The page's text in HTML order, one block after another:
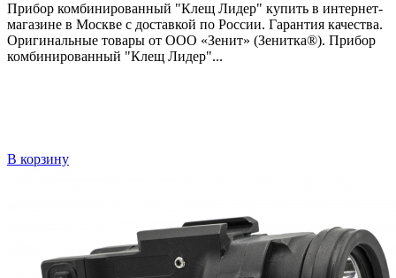
Прибор комбинированный "Клещ Лидер" купить в интернет-
магазине в Москве с доставкой по России. Гарантия качества.
Оригинальные товары от ООО «Зенит» (Зенитка®). Прибор
комбинированный "Клещ Лидер"...
В корзину